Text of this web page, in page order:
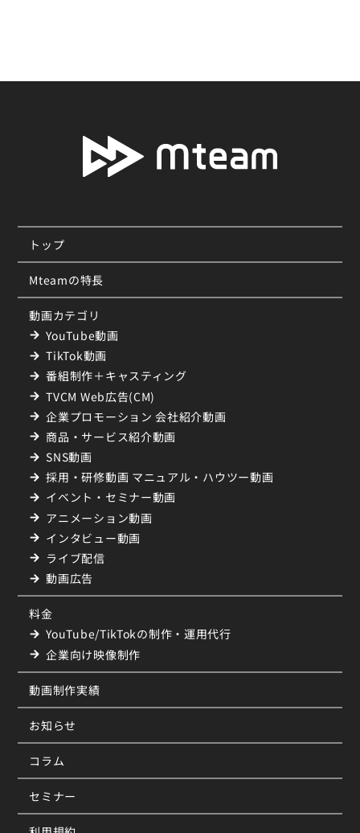
トップ
Mteamの特長
動画カテゴリ
YouTube動画
TikTok動画
番組制作＋キャスティング
TVCM Web広告(CM)
企業プロモーション 会社紹介動画
商品・サービス紹介動画
SNS動画
採用・研修動画 マニュアル・ハウツー動画
イベント・セミナー動画
アニメーション動画
インタビュー動画
ライブ配信
動画広告
料金
YouTube/TikTokの制作・運用代行
企業向け映像制作
動画制作実績
お知らせ
コラム
セミナー